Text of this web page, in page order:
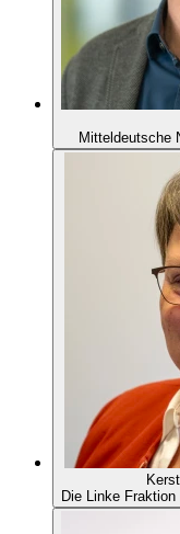
Mitteldeutsche
Die Linke